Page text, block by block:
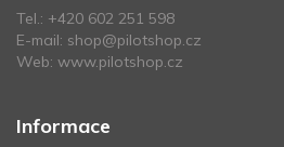
Tel.: +420 602 251 598
E-mail: shop@pilotshop.cz
Web: www.pilotshop.cz
Informace